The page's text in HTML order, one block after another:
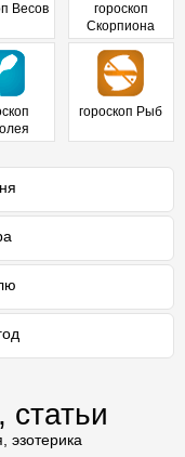
Весов
гороскоп
Скорпиона
гороскоп Рыб
статьи
эзотерика